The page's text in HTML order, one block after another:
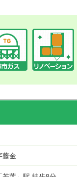
藤金